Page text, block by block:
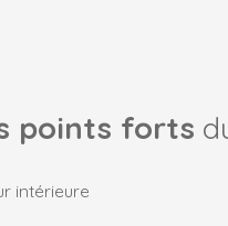
points forts
intérieure